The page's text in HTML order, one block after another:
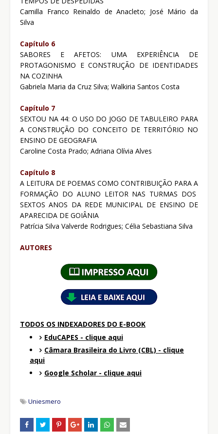
Camilla Franco Reinaldo de Anacleto; José Mário da
Silva
Capítulo 6
SABORES E AFETOS: UMA EXPERIÊNCIA DE
PROTAGONISMO E CONSTRUÇÃO DE IDENTIDADES
NA COZINHA
Gabriela Maria da Cruz Silva; Walkiria Santos Costa
Capítulo 7
SEXTOU NA 44: O USO DO JOGO DE TABULEIRO PARA
A CONSTRUÇÃO DO CONCEITO DE TERRITÓRIO NO
ENSINO DE GEOGRAFIA
Caroline Costa Prado; Adriana Olívia Alves
Capítulo 8
A LEITURA DE POEMAS COMO CONTRIBUIÇÃO PARA A
FORMAÇÃO DO ALUNO LEITOR NAS TURMAS DOS
SEXTOS ANOS DA REDE MUNICIPAL DE ENSINO DE
APARECIDA DE GOIÂNIA
Patrícia Silva Valverde Rodrigues; Célia Sebastiana Silva
AUTORES
TODOS OS INDEXADORES DO E-BOOK
EduCAPES - clique aqui
Câmara Brasileira do Livro (CBL) - clique
aqui
Google Scholar - clique aqui
Uniesmero